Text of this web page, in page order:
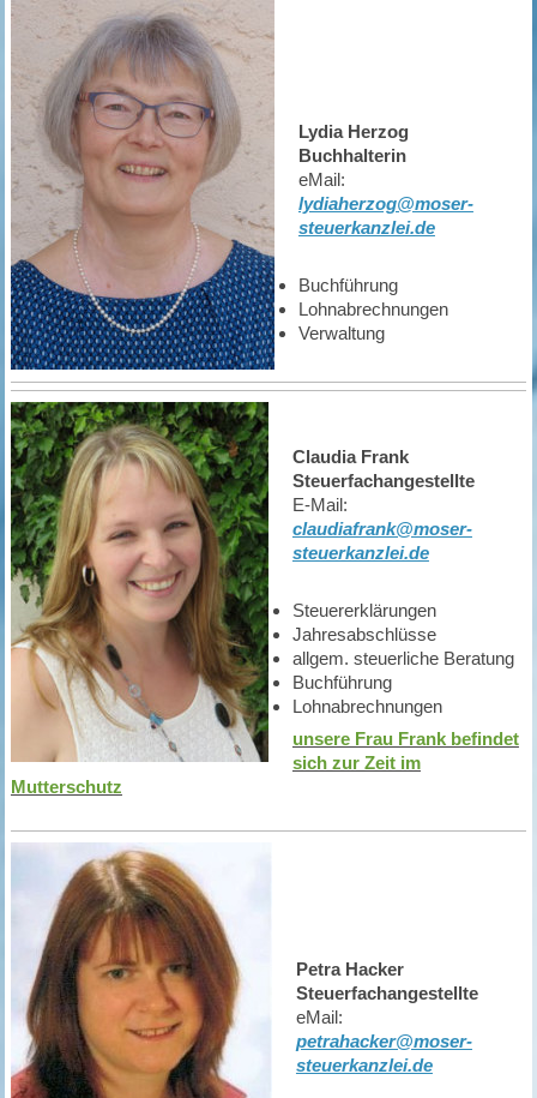
Lydia Herzog
Buchhalterin
eMail:
lydiaherzog@moser-
steuerkanzlei.de
Buchführung
Lohnabrechnungen
Verwaltung
Claudia Frank
Steuerfachangestellte
E-Mail:
claudiafrank@moser-
steuerkanzlei.de
Steuererklärungen
Jahresabschlüsse
allgem. steuerliche Beratung
Buchführung
Lohnabrechnungen
unsere Frau Frank befindet
sich zur Zeit im
Mutterschutz
Petra Hacker
Steuerfachangestellte
eMail:
petrahacker@moser-
steuerkanzlei.de